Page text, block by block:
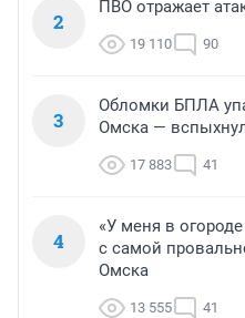
2
ПВО отражает
19 110 90
3
Обломки БПЛА
Омска —
17 883 41
4
«У меня в
с самой
Омска
13 555 41